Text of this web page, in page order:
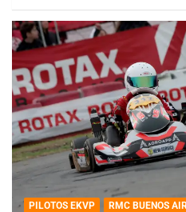
PILOTOS EKVP RMC BUENOS